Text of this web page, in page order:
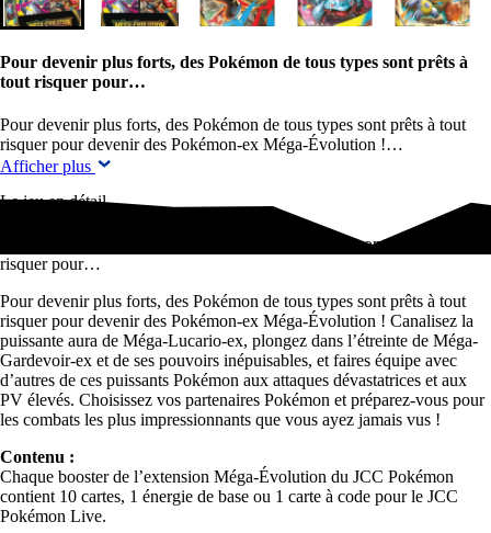
Pour devenir plus forts, des Pokémon de tous types sont prêts à
tout risquer pour…
Pour devenir plus forts, des Pokémon de tous types sont prêts à tout
risquer pour devenir des Pokémon-ex Méga-Évolution !…
Afficher plus
Le jeu en détail
Pour devenir plus forts, des Pokémon de tous types sont prêts à tout
risquer pour…
Pour devenir plus forts, des Pokémon de tous types sont prêts à tout
risquer pour devenir des Pokémon-ex Méga-Évolution ! Canalisez la
puissante aura de Méga-Lucario-ex, plongez dans l’étreinte de Méga-
Gardevoir-ex et de ses pouvoirs inépuisables, et faires équipe avec
d’autres de ces puissants Pokémon aux attaques dévastatrices et aux
PV élevés. Choisissez vos partenaires Pokémon et préparez-vous pour
les combats les plus impressionnants que vous ayez jamais vus !
Contenu :
Chaque booster de l’extension Méga-Évolution du JCC Pokémon
contient 10 cartes, 1 énergie de base ou 1 carte à code pour le JCC
Pokémon Live.